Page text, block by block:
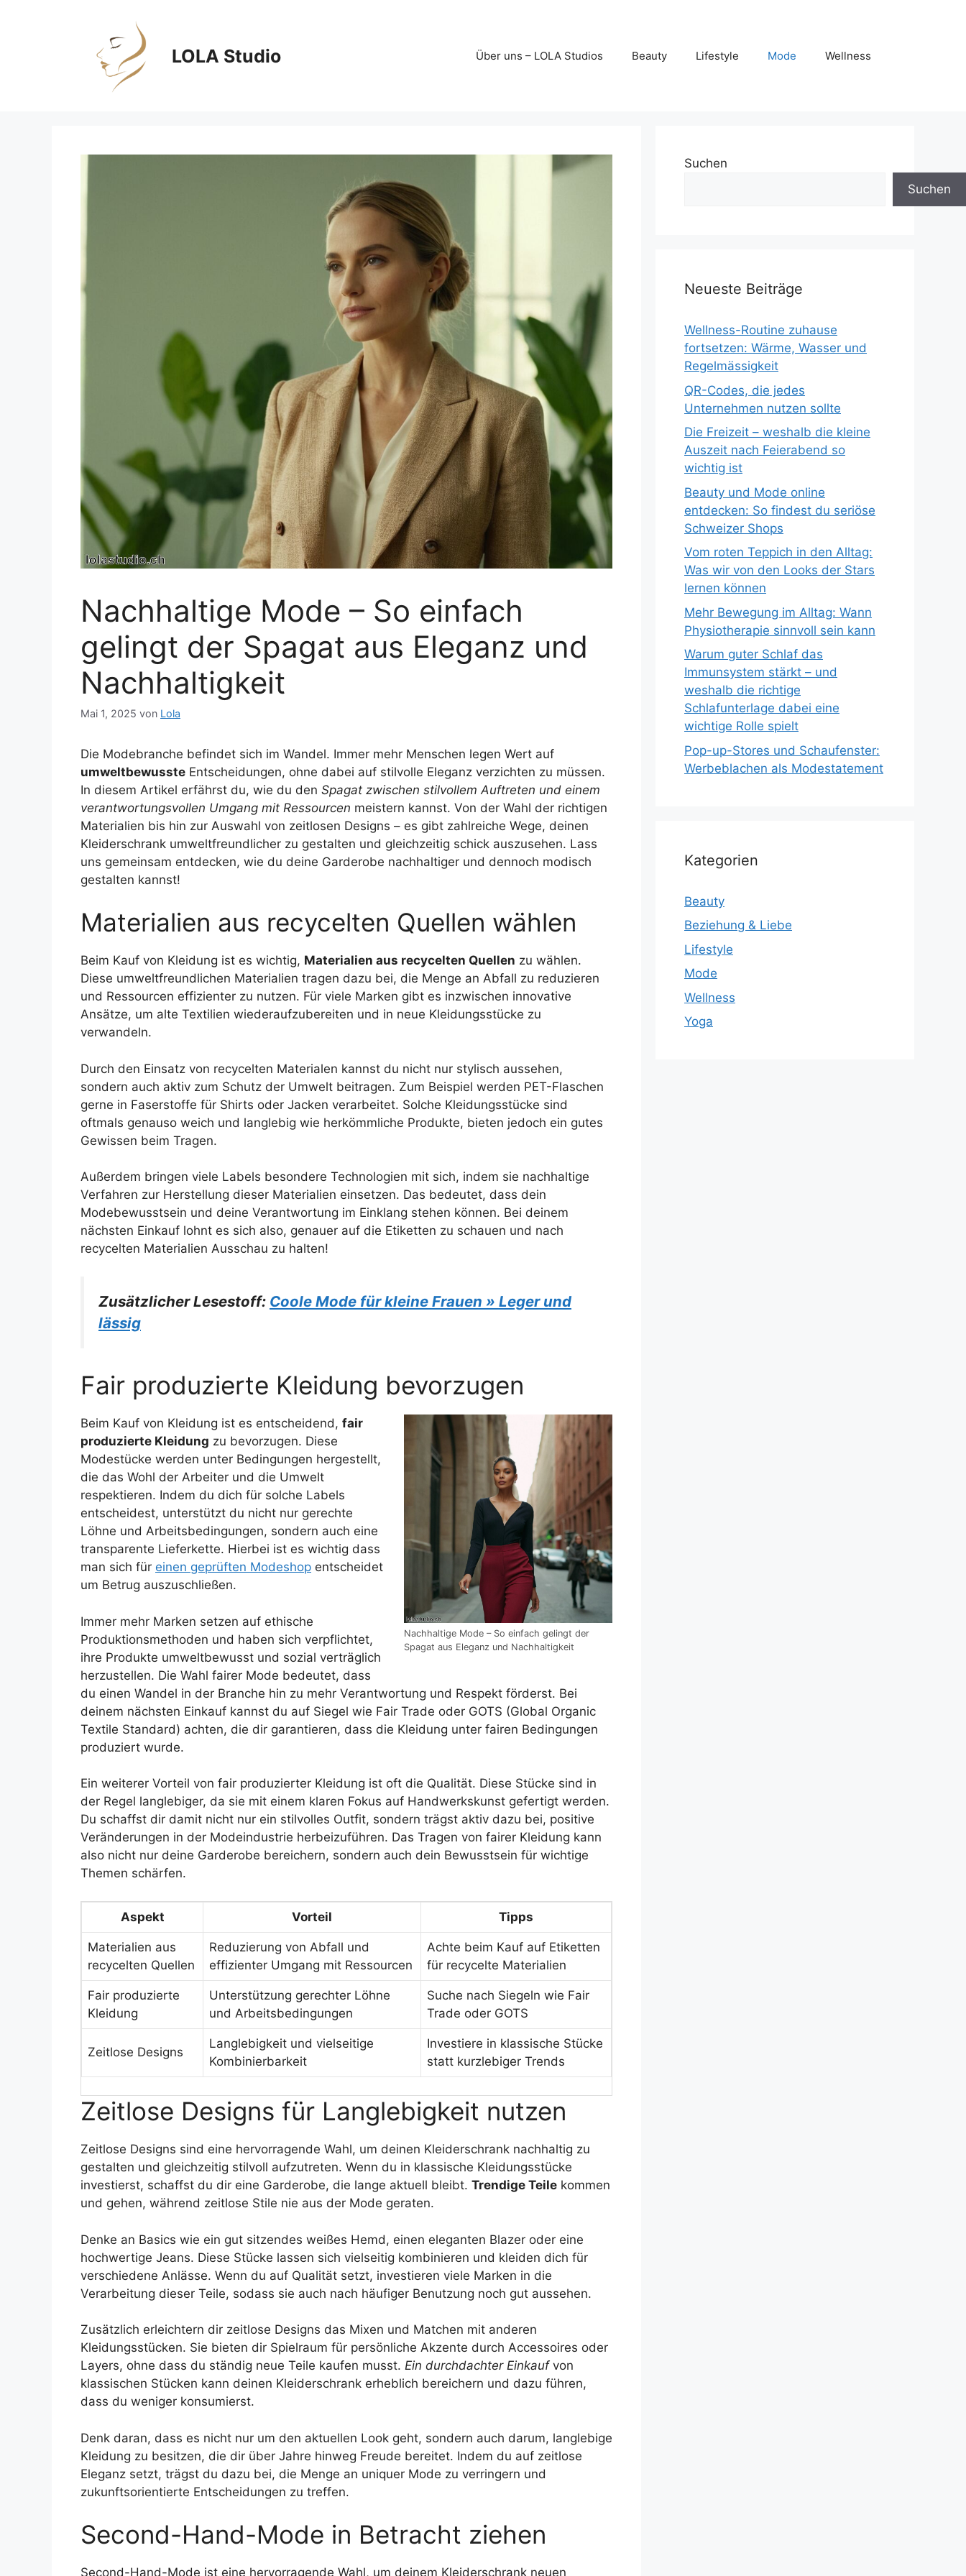
LOLA Studio Über uns – LOLA Studios Beauty Lifestyle Mode Wellness
Nachhaltige Mode – So einfach
gelingt der Spagat aus Eleganz und
Nachhaltigkeit
Mai 1, 2025 von Lola
Die Modebranche befindet sich im Wandel. Immer mehr Menschen legen Wert auf
umweltbewusste Entscheidungen, ohne dabei auf stilvolle Eleganz verzichten zu müssen.
In diesem Artikel erfährst du, wie du den Spagat zwischen stilvollem Auftreten und einem
verantwortungsvollen Umgang mit Ressourcen meistern kannst. Von der Wahl der richtigen
Materialien bis hin zur Auswahl von zeitlosen Designs – es gibt zahlreiche Wege, deinen
Kleiderschrank umweltfreundlicher zu gestalten und gleichzeitig schick auszusehen. Lass
uns gemeinsam entdecken, wie du deine Garderobe nachhaltiger und dennoch modisch
gestalten kannst!
Materialien aus recycelten Quellen wählen
Beim Kauf von Kleidung ist es wichtig, Materialien aus recycelten Quellen zu wählen.
Diese umweltfreundlichen Materialien tragen dazu bei, die Menge an Abfall zu reduzieren
und Ressourcen effizienter zu nutzen. Für viele Marken gibt es inzwischen innovative
Ansätze, um alte Textilien wiederaufzubereiten und in neue Kleidungsstücke zu
verwandeln.
Durch den Einsatz von recycelten Materialen kannst du nicht nur stylisch aussehen,
sondern auch aktiv zum Schutz der Umwelt beitragen. Zum Beispiel werden PET-Flaschen
gerne in Faserstoffe für Shirts oder Jacken verarbeitet. Solche Kleidungsstücke sind
oftmals genauso weich und langlebig wie herkömmliche Produkte, bieten jedoch ein gutes
Gewissen beim Tragen.
Außerdem bringen viele Labels besondere Technologien mit sich, indem sie nachhaltige
Verfahren zur Herstellung dieser Materialien einsetzen. Das bedeutet, dass dein
Modebewusstsein und deine Verantwortung im Einklang stehen können. Bei deinem
nächsten Einkauf lohnt es sich also, genauer auf die Etiketten zu schauen und nach
recycelten Materialien Ausschau zu halten!
Zusätzlicher Lesestoff: Coole Mode für kleine Frauen » Leger und
lässig
Fair produzierte Kleidung bevorzugen
Nachhaltige Mode – So einfach gelingt der
Spagat aus Eleganz und Nachhaltigkeit
Beim Kauf von Kleidung ist es entscheidend, fair
produzierte Kleidung zu bevorzugen. Diese
Modestücke werden unter Bedingungen hergestellt,
die das Wohl der Arbeiter und die Umwelt
respektieren. Indem du dich für solche Labels
entscheidest, unterstützt du nicht nur gerechte
Löhne und Arbeitsbedingungen, sondern auch eine
transparente Lieferkette. Hierbei ist es wichtig dass
man sich für einen geprüften Modeshop entscheidet
um Betrug auszuschließen.
Immer mehr Marken setzen auf ethische
Produktionsmethoden und haben sich verpflichtet,
ihre Produkte umweltbewusst und sozial verträglich
herzustellen. Die Wahl fairer Mode bedeutet, dass
du einen Wandel in der Branche hin zu mehr Verantwortung und Respekt förderst. Bei
deinem nächsten Einkauf kannst du auf Siegel wie Fair Trade oder GOTS (Global Organic
Textile Standard) achten, die dir garantieren, dass die Kleidung unter fairen Bedingungen
produziert wurde.
Ein weiterer Vorteil von fair produzierter Kleidung ist oft die Qualität. Diese Stücke sind in
der Regel langlebiger, da sie mit einem klaren Fokus auf Handwerkskunst gefertigt werden.
Du schaffst dir damit nicht nur ein stilvolles Outfit, sondern trägst aktiv dazu bei, positive
Veränderungen in der Modeindustrie herbeizuführen. Das Tragen von fairer Kleidung kann
also nicht nur deine Garderobe bereichern, sondern auch dein Bewusstsein für wichtige
Themen schärfen.
Aspekt Vorteil Tipps
Materialien aus
recycelten Quellen
Reduzierung von Abfall und
effizienter Umgang mit Ressourcen
Achte beim Kauf auf Etiketten
für recycelte Materialien
Fair produzierte
Kleidung
Unterstützung gerechter Löhne
und Arbeitsbedingungen
Suche nach Siegeln wie Fair
Trade oder GOTS
Zeitlose Designs
Langlebigkeit und vielseitige
Kombinierbarkeit
Investiere in klassische Stücke
statt kurzlebiger Trends
Zeitlose Designs für Langlebigkeit nutzen
Zeitlose Designs sind eine hervorragende Wahl, um deinen Kleiderschrank nachhaltig zu
gestalten und gleichzeitig stilvoll aufzutreten. Wenn du in klassische Kleidungsstücke
investierst, schaffst du dir eine Garderobe, die lange aktuell bleibt. Trendige Teile kommen
und gehen, während zeitlose Stile nie aus der Mode geraten.
Denke an Basics wie ein gut sitzendes weißes Hemd, einen eleganten Blazer oder eine
hochwertige Jeans. Diese Stücke lassen sich vielseitig kombinieren und kleiden dich für
verschiedene Anlässe. Wenn du auf Qualität setzt, investieren viele Marken in die
Verarbeitung dieser Teile, sodass sie auch nach häufiger Benutzung noch gut aussehen.
Zusätzlich erleichtern dir zeitlose Designs das Mixen und Matchen mit anderen
Kleidungsstücken. Sie bieten dir Spielraum für persönliche Akzente durch Accessoires oder
Layers, ohne dass du ständig neue Teile kaufen musst. Ein durchdachter Einkaufvon
klassischen Stücken kann deinen Kleiderschrank erheblich bereichern und dazu führen,
dass du weniger konsumierst.
Denk daran, dass es nicht nur um den aktuellen Look geht, sondern auch darum, langlebige
Kleidung zu besitzen, die dir über Jahre hinweg Freude bereitet. Indem du auf zeitlose
Eleganz setzt, trägst du dazu bei, die Menge an uniquer Mode zu verringern und
zukunftsorientierte Entscheidungen zu treffen.
Second-Hand-Mode in Betracht ziehen
Second-Hand-Mode ist eine hervorragende Wahl, um deinem Kleiderschrank neuen
Suchen
Suchen
Neueste Beiträge
Wellness-Routine zuhause
fortsetzen: Wärme, Wasser und
Regelmässigkeit
QR-Codes, die jedes
Unternehmen nutzen sollte
Die Freizeit – weshalb die kleine
Auszeit nach Feierabend so
wichtig ist
Beauty und Mode online
entdecken: So findest du seriöse
Schweizer Shops
Vom roten Teppich in den Alltag:
Was wir von den Looks der Stars
lernen können
Mehr Bewegung im Alltag: Wann
Physiotherapie sinnvoll sein kann
Warum guter Schlaf das
Immunsystem stärkt – und
weshalb die richtige
Schlafunterlage dabei eine
wichtige Rolle spielt
Pop-up-Stores und Schaufenster:
Werbeblachen als Modestatement
Kategorien
Beauty
Beziehung & Liebe
Lifestyle
Mode
Wellness
Yoga